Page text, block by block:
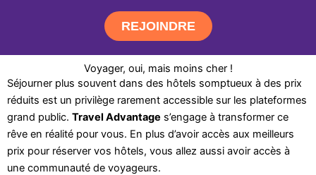
REJOINDRE
Voyager, oui, mais moins cher !
Séjourner plus souvent dans des hôtels somptueux à des prix
réduits est un privilège rarement accessible sur les plateformes
grand public. Travel Advantage s’engage à transformer ce
rêve en réalité pour vous. En plus d’avoir accès aux meilleurs
prix pour réserver vos hôtels, vous allez aussi avoir accès à
une communauté de voyageurs.